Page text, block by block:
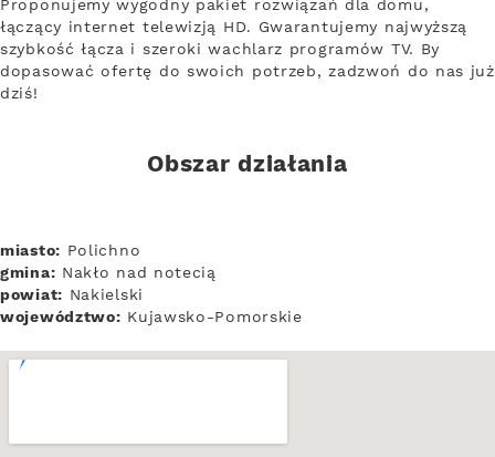
Proponujemy wygodny pakiet rozwiązań dla domu,
łączący internet telewizją HD. Gwarantujemy najwyższą
szybkość łącza i szeroki wachlarz programów TV. By
dopasować ofertę do swoich potrzeb, zadzwoń do nas już
dziś!
Obszar działania
miasto: Polichno
gmina: Nakło nad notecią
powiat: Nakielski
województwo: Kujawsko-Pomorskie